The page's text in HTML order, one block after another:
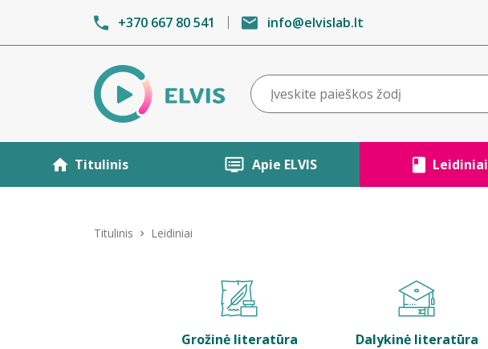
+370 667 80 541 info@elvislab.lt
Titulinis Apie ELVIS Leidiniai
Titulinis Leidiniai
Grožinė literatūra Dalykinė literatūra